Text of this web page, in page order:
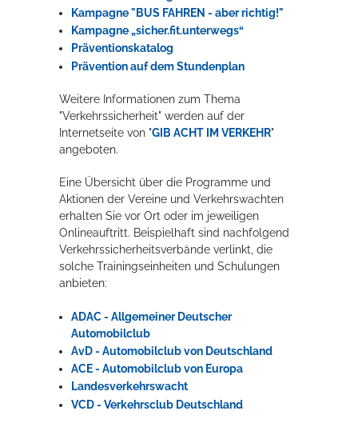
Kampagne "BUS FAHREN - aber richtig!"
Kampagne „sicher.fit.unterwegs“
Präventionskatalog
Prävention auf dem Stundenplan
Weitere Informationen zum Thema
"Verkehrssicherheit" werden auf der
Internetseite von "GIB ACHT IM VERKEHR"
angeboten.
Eine Übersicht über die Programme und
Aktionen der Vereine und Verkehrswachten
erhalten Sie vor Ort oder im jeweiligen
Onlineauftritt. Beispielhaft sind nachfolgend
Verkehrssicherheitsverbände verlinkt, die
solche Trainingseinheiten und Schulungen
anbieten:
ADAC - Allgemeiner Deutscher
Automobilclub
AvD - Automobilclub von Deutschland
ACE - Automobilclub von Europa
Landesverkehrswacht
VCD - Verkehrsclub Deutschland